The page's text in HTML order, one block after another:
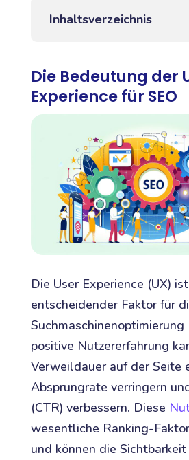
Inhaltsverzeichnis
Die Bedeutung der
Experience für SEO
Die User Experience (UX)
entscheidender Faktor für
Suchmaschinenoptimierung
positive Nutzererfahrung
Verweildauer auf der Seite
Absprungrate verringern
(CTR) verbessern. Diese
wesentliche Ranking-
und können die